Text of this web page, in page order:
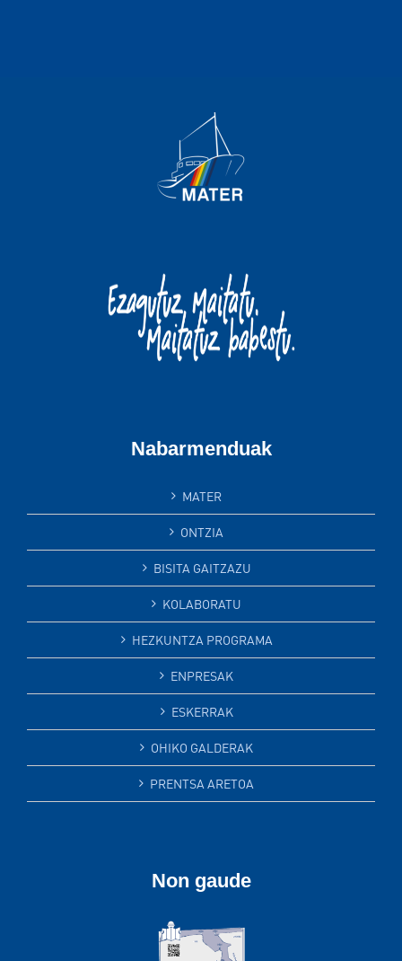
Nabarmenduak
MATER
ONTZIA
BISITA GAITZAZU
KOLABORATU
HEZKUNTZA PROGRAMA
ENPRESAK
ESKERRAK
OHIKO GALDERAK
PRENTSA ARETOA
Non gaude